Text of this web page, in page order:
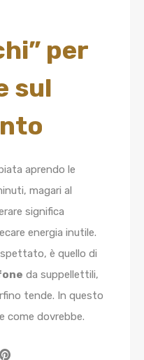
per
sul
aprendo le
magari al
significa
energia inutile.
è quello di
da suppellettili,
tende. In questo
come dovrebbe.